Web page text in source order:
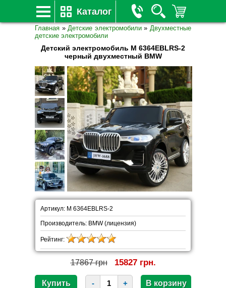
Каталог
Главная »Детские электромобили »Двухместные
детские электромобили
Детский электромобиль M 6364EBLRS-2
черный двухместный BMW
Артикул: M 6364EBLRS-2
Производитель: BMW (лицензия)
Рейтинг:
17867 грн 15827 грн.
- +